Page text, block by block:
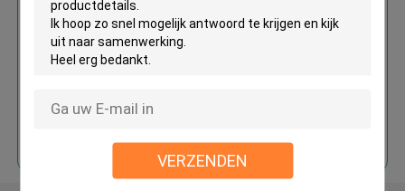
VERZENDEN
Container van Maca van
Pillenflessen